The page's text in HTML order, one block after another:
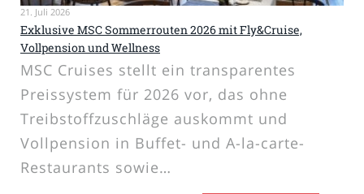
21. Juli 2026
Exklusive MSC Sommerrouten 2026 mit Fly&Cruise,
Vollpension und Wellness
MSC Cruises stellt ein transparentes
Preissystem für 2026 vor, das ohne
Treibstoffzuschläge auskommt und
Vollpension in Buffet- und A-la-carte-
Restaurants sowie…